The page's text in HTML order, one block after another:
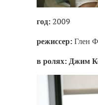
год:2009
режиссер:Глен
в ролях:Джим